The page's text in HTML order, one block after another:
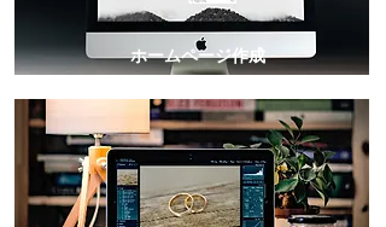
​ホームページ作成